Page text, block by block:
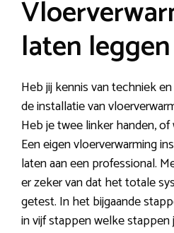
laten
Heb jij kennis van techniek
de installatie van
Heb je twee linker handen,
Een eigen vloerverwarming
laten aan een professional.
er zeker van dat het totale
getest. In het bijgaande
in vijf stappen welke